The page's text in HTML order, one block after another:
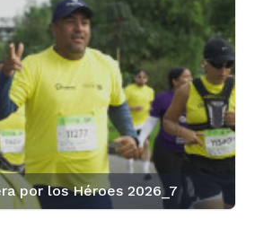
por los Héroes 2026_7